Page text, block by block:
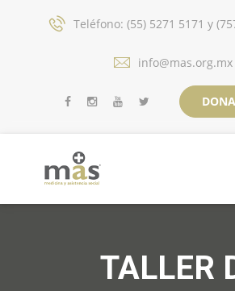
Teléfono: (55) 5271 5171 y
info@mas.org.mx
TALLER